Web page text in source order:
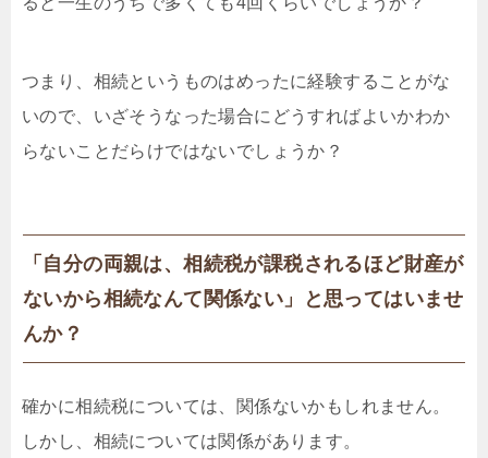
つまり、相続というものはめったに経験することがな
いので、いざそうなった場合にどうすればよいかわか
らないことだらけではないでしょうか？
「自分の両親は、相続税が課税されるほど財産が
ないから相続なんて関係ない」と思ってはいませ
んか？
確かに相続税については、関係ないかもしれません。
しかし、相続については関係があります。